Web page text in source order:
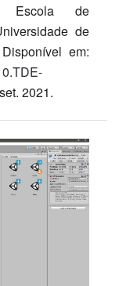
Escola de
de
em:
2021.